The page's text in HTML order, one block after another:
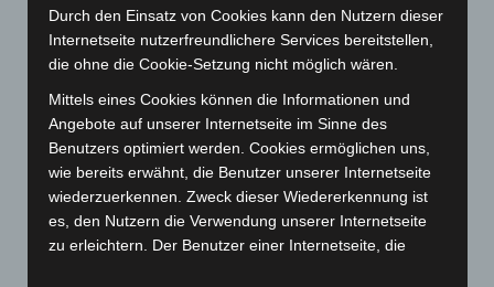
Februar 2023(154)
Januar 2023(140)
November 2022(167)
Oktober 2022(166)
September 2022(205)
August 2022
Juli 2022(133)
Durch den Einsatz von Cookies kann den Nutzern dieser
Internetseite nutzerfreundlichere Services bereitstellen,
die ohne die Cookie-Setzung nicht möglich wären.
Mittels eines Cookies können die Informationen und
Angebote auf unserer Internetseite im Sinne des
Benutzers optimiert werden. Cookies ermöglichen uns,
wie bereits erwähnt, die Benutzer unserer Internetseite
wiederzuerkennen. Zweck dieser Wiedererkennung ist
es, den Nutzern die Verwendung unserer Internetseite
zu erleichtern. Der Benutzer einer Internetseite, die